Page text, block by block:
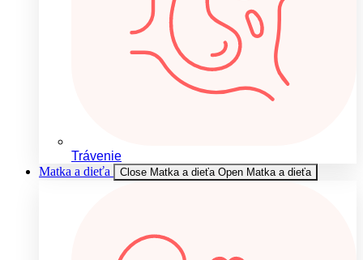
Trávenie
Matka a dieťa
Close Matka a dieťa Open Matka a dieťa